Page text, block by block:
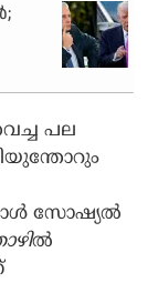
പല
സോഷ്യല്‍
ല്‍